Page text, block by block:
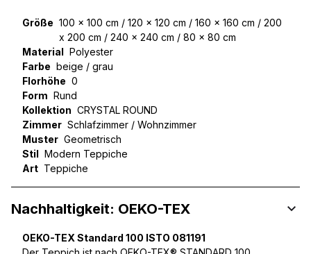
Größe 100 x 100 cm / 120 x 120 cm / 160 x 160 cm / 200
x 200 cm / 240 x 240 cm / 80 x 80 cm
Material Polyester
Farbe beige / grau
Florhöhe 0
Form Rund
Kollektion CRYSTAL ROUND
Zimmer Schlafzimmer / Wohnzimmer
Muster Geometrisch
Stil Modern Teppiche
Art Teppiche
Nachhaltigkeit: OEKO-TEX
OEKO-TEX Standard 100 ISTO 081191